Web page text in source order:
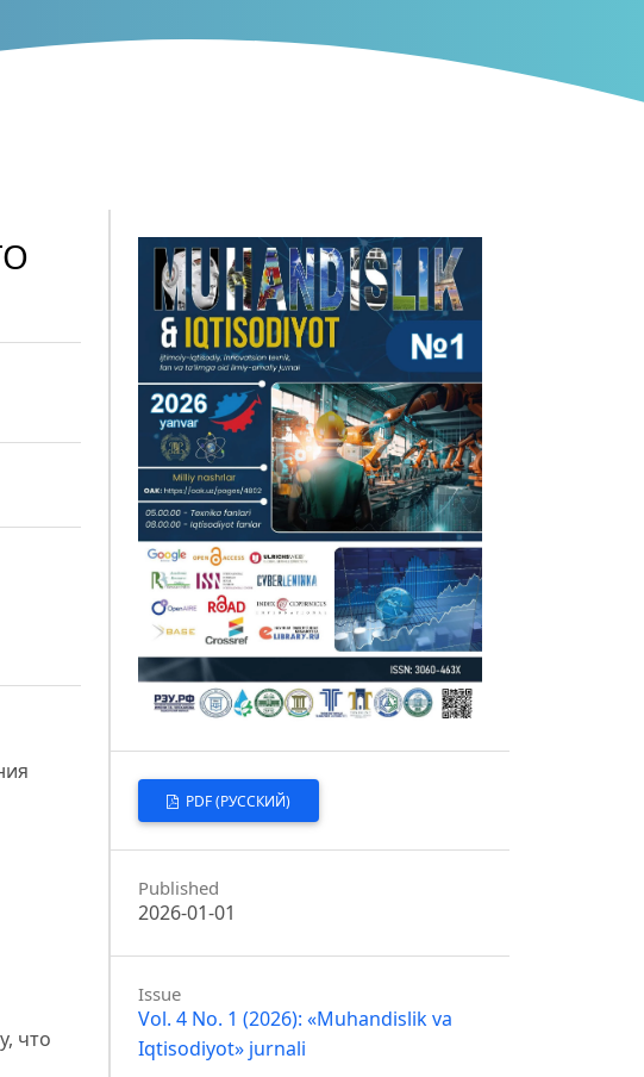
что
PDF (РУССКИЙ)
Published
2026-01-01
Issue
Vol. 4 No. 1 (2026): «Muhandislik va
Iqtisodiyot» jurnali